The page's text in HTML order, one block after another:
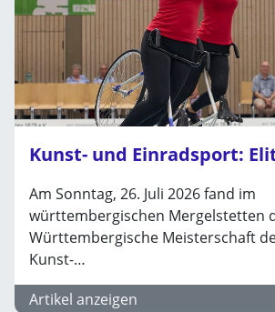
Am Sonntag, 26. Juli 2026 fand im
württembergischen Mergelstetten
Württembergische Meisterschaft
Kunst-…
Artikel anzeigen